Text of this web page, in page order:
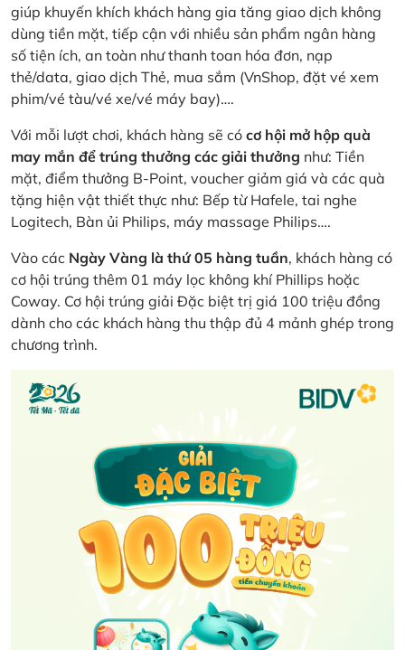
giúp khuyến khích khách hàng gia tăng giao dịch không
dùng tiền mặt, tiếp cận với nhiều sản phẩm ngân hàng
số tiện ích, an toàn như thanh toan hóa đơn, nạp
thẻ/data, giao dịch Thẻ, mua sắm (VnShop, đặt vé xem
phim/vé tàu/vé xe/vé máy bay)….
Với mỗi lượt chơi, khách hàng sẽ có cơ hội mở hộp quà
may mắn để trúng thưởng các giải thưởng như: Tiền
mặt, điểm thưởng B-Point, voucher giảm giá và các quà
tặng hiện vật thiết thực như: Bếp từ Hafele, tai nghe
Logitech, Bàn ủi Philips, máy massage Philips….
Vào các Ngày Vàng là thứ 05 hàng tuần, khách hàng có
cơ hội trúng thêm 01 máy lọc không khí Phillips hoặc
Coway. Cơ hội trúng giải Đặc biệt trị giá 100 triệu đồng
dành cho các khách hàng thu thập đủ 4 mảnh ghép trong
chương trình.